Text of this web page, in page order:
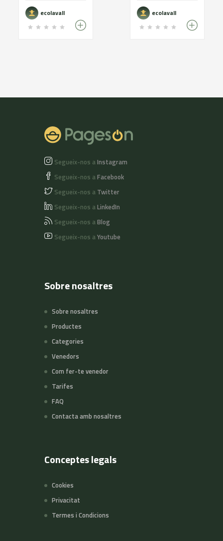
ecolavall ecolavall
Segueix-nos aInstagram
Segueix-nos aFacebook
Segueix-nos a Twitter
Segueix-nos aLinkedIn
Segueix-nos aBlog
Segueix-nos aYoutube
Sobre nosaltres
Sobre nosaltres
Productes
Categories
Venedors
Com fer-te venedor
Tarifes
FAQ
Contacta amb nosaltres
Conceptes legals
Cookies
Privacitat
Termes i Condicions